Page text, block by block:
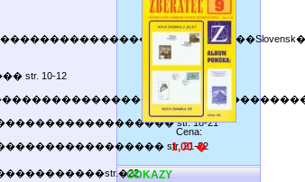
pretla���Slovensk�
str. 10-12
str. 18-21
str. 21-22
Cena:
1,00 �
ODKAZY